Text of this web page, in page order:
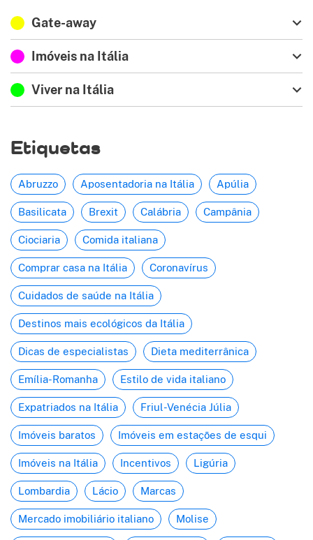
Gate-away
Imóveis na Itália
Viver na Itália
Etiquetas
Abruzzo Aposentadoria na Itália Apúlia
Basilicata Brexit Calábria Campânia
Ciociaria Comida italiana
Comprar casa na Itália Coronavírus
Cuidados de saúde na Itália
Destinos mais ecológicos da Itália
Dicas de especialistas Dieta mediterrânica
Emília-Romanha Estilo de vida italiano
Expatriados na Itália Friul-Venécia Júlia
Imóveis baratos Imóveis em estações de esqui
Imóveis na Itália Incentivos Ligúria
Lombardia Lácio Marcas
Mercado imobiliário italiano Molise